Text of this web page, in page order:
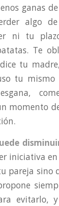
ganas
algo
ni tu
Te
tu
tu mismo
momento
iniciativa
pareja sino
evitarlo,